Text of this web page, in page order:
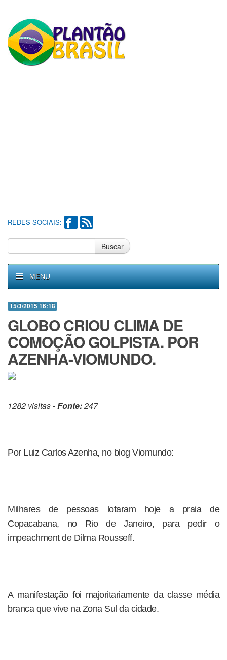
REDES SOCIAIS:
Buscar
MENU
15/3/2015 16:18
GLOBO CRIOU CLIMA DE
COMOÇÃO GOLPISTA. POR
AZENHA-VIOMUNDO.
1282 visitas -Fonte:247
Por Luiz Carlos Azenha, no blog Viomundo:
Milhares de pessoas lotaram hoje a praia de
Copacabana, no Rio de Janeiro, para pedir o
impeachment de Dilma Rousseff.
A manifestação foi majoritariamente da classe média
branca que vive na Zona Sul da cidade.